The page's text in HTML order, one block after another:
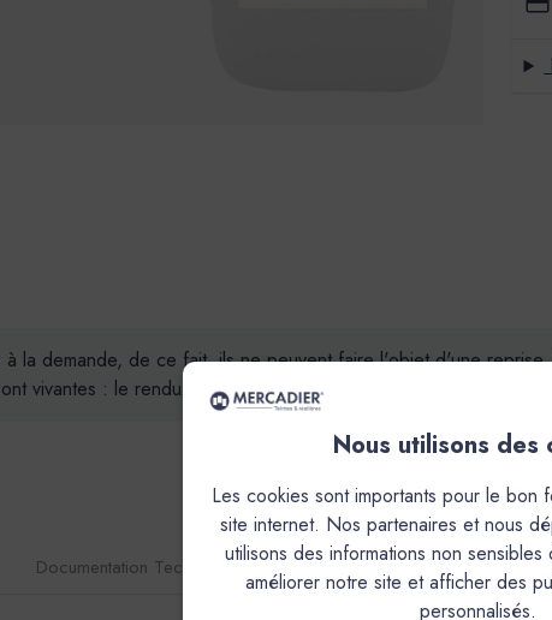
la demande, de ce fait, ils ne peuvent faire l'objet d'une
vivantes : le rendu des couleurs peut varier selon les
Documentation Technique Couleurs & Échantillons
Nous utilisons des
Les cookies sont importants pour le bon
site internet. Nos partenaires et nous
utilisons des informations non
améliorer notre site et afficher des
personnalisés.